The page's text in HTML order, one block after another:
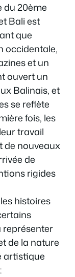
du 20ème
Bali est
que
occidentale,
et un
ouvert un
Balinais, et
se reflète
fois, les
travail
de nouveaux
de
rigides
histoires
de la nature
artistique